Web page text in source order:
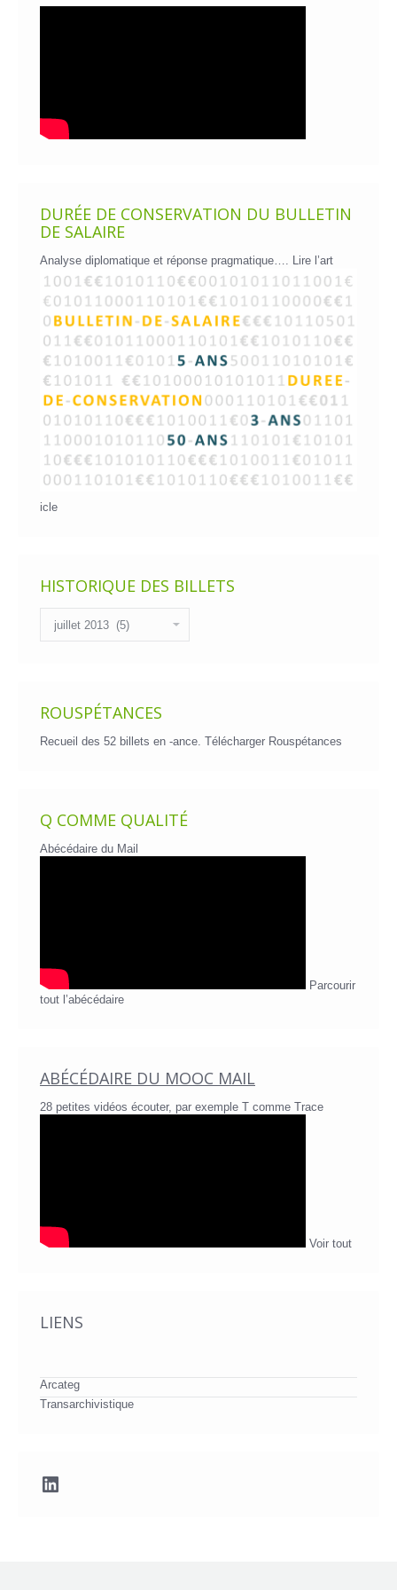
DURÉE DE CONSERVATION DU BULLETIN
DE SALAIRE
Analyse diplomatique et réponse pragmatique…. Lire l’art
icle
HISTORIQUE DES BILLETS
des
billets
ROUSPÉTANCES
Recueil des 52 billets en -ance. Télécharger Rouspétances
Q COMME QUALITÉ
Abécédaire du Mail
Parcourir
tout l’abécédaire
ABÉCÉDAIRE DU MOOC MAIL
28 petites vidéos écouter, par exemple T comme Trace
Voir tout
LIENS
Arcateg
Transarchivistique
LinkedIn